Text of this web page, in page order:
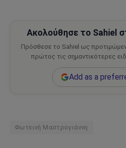
Ακολούθησε το Sahiel
Πρόσθεσε το Sahiel ως
πρώτος τις σημαντικότερες
Add as a
Φωτεινή Μαστρογιάννη